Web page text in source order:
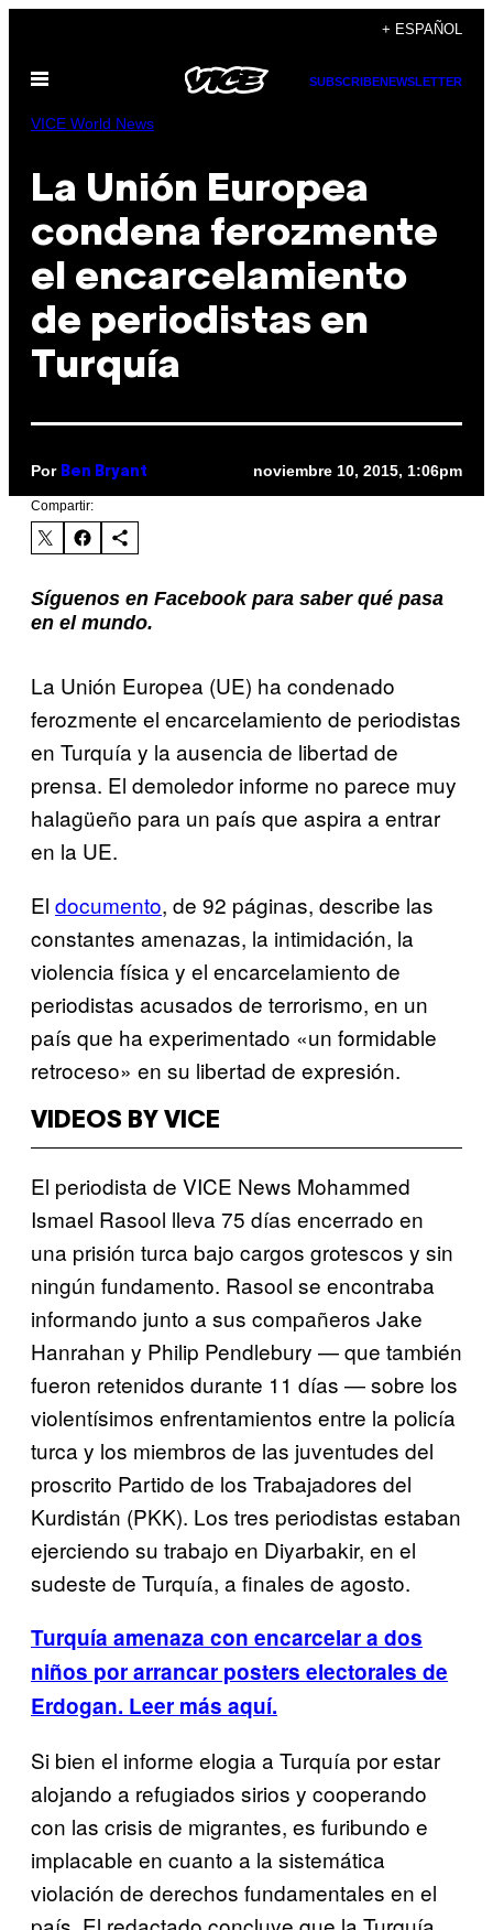
contenido
+ ESPAÑOL
Abrir
SUBSCRIBENEWSLETTER
VICE World News
La Unión Europea
condena ferozmente
el encarcelamiento
de periodistas en
Turquía
Por Ben Bryant noviembre 10, 2015, 1:06pm
Compartir:
Síguenos en Facebook para saber qué pasa
en el mundo.
La Unión Europea (UE) ha condenado
ferozmente el encarcelamiento de periodistas
en Turquía y la ausencia de libertad de
prensa. El demoledor informe no parece muy
halagüeño para un país que aspira a entrar
en la UE.
El documento, de 92 páginas, describe las
constantes amenazas, la intimidación, la
violencia física y el encarcelamiento de
periodistas acusados de terrorismo, en un
país que ha experimentado «un formidable
retroceso» en su libertad de expresión.
VIDEOS BY VICE
El periodista de VICE News Mohammed
Ismael Rasool lleva 75 días encerrado en
una prisión turca bajo cargos grotescos y sin
ningún fundamento. Rasool se encontraba
informando junto a sus compañeros Jake
Hanrahan y Philip Pendlebury — que también
fueron retenidos durante 11 días — sobre los
violentísimos enfrentamientos entre la policía
turca y los miembros de las juventudes del
proscrito Partido de los Trabajadores del
Kurdistán (PKK). Los tres periodistas estaban
ejerciendo su trabajo en Diyarbakir, en el
sudeste de Turquía, a finales de agosto.
Turquía amenaza con encarcelar a dos
niños por arrancar posters electorales de
Erdogan. Leer más aquí.
Si bien el informe elogia a Turquía por estar
alojando a refugiados sirios y cooperando
con las crisis de migrantes, es furibundo e
implacable en cuanto a la sistemática
violación de derechos fundamentales en el